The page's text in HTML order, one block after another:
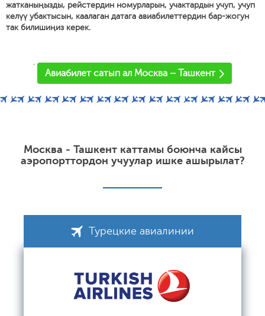
жатканыңызды, рейстердин номурларын, учактардын учуп, учуп
келүү убактысын, каалаган датага авиабилеттердин бар-жогун
так билишиңиз керек.
'
Авиабилет сатып ал Москва – Ташкент
Москва - Ташкент каттамы боюнча кайсы
аэропорттордон учуулар ишке ашырылат?
Турецкие авиалинии